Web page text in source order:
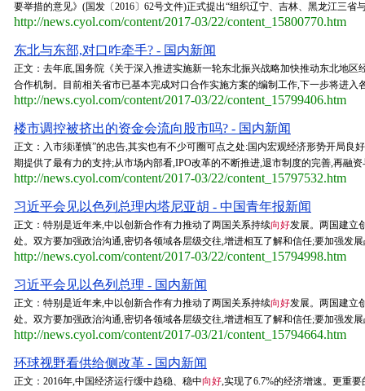
要举措的意见》(国发〔2016〕62号文件)正式提出“组织辽宁、吉林、黑龙江三
http://news.cyol.com/content/2017-03/22/content_15800770.htm
东北与东部,对口咋牵手? - 国内新闻
正文：去年底,国务院《关于深入推进实施新一轮东北振兴战略加快推动东北地区
合作机制。目前相关省市已基本完成对口合作实施方案的编制工作,下一步将进
http://news.cyol.com/content/2017-03/22/content_15799406.htm
楼市调控被挤出的资金会流向股市吗? - 国内新闻
正文：入市须谨慎”的忠告,其实也有不少可圈可点之处:国内宏观经济形势开局
期提供了最有力的支持;从市场内部看,IPO改革的不断推进,退市制度的完善,再融
http://news.cyol.com/content/2017-03/22/content_15797532.htm
习近平会见以色列总理内塔尼亚胡 - 中国青年报新闻
正文：特别是近年来,中以创新合作有力推动了两国关系持续向好发展。两国建立
处。双方要加强政治沟通,密切各领域各层级交往,增进相互了解和信任;要加强发
http://news.cyol.com/content/2017-03/22/content_15794998.htm
习近平会见以色列总理 - 国内新闻
正文：特别是近年来,中以创新合作有力推动了两国关系持续向好发展。两国建立
处。双方要加强政治沟通,密切各领域各层级交往,增进相互了解和信任;要加强发
http://news.cyol.com/content/2017-03/21/content_15794664.htm
环球视野看供给侧改革 - 国内新闻
正文：2016年,中国经济运行缓中趋稳、稳中向好,实现了6.7%的经济增速。更重